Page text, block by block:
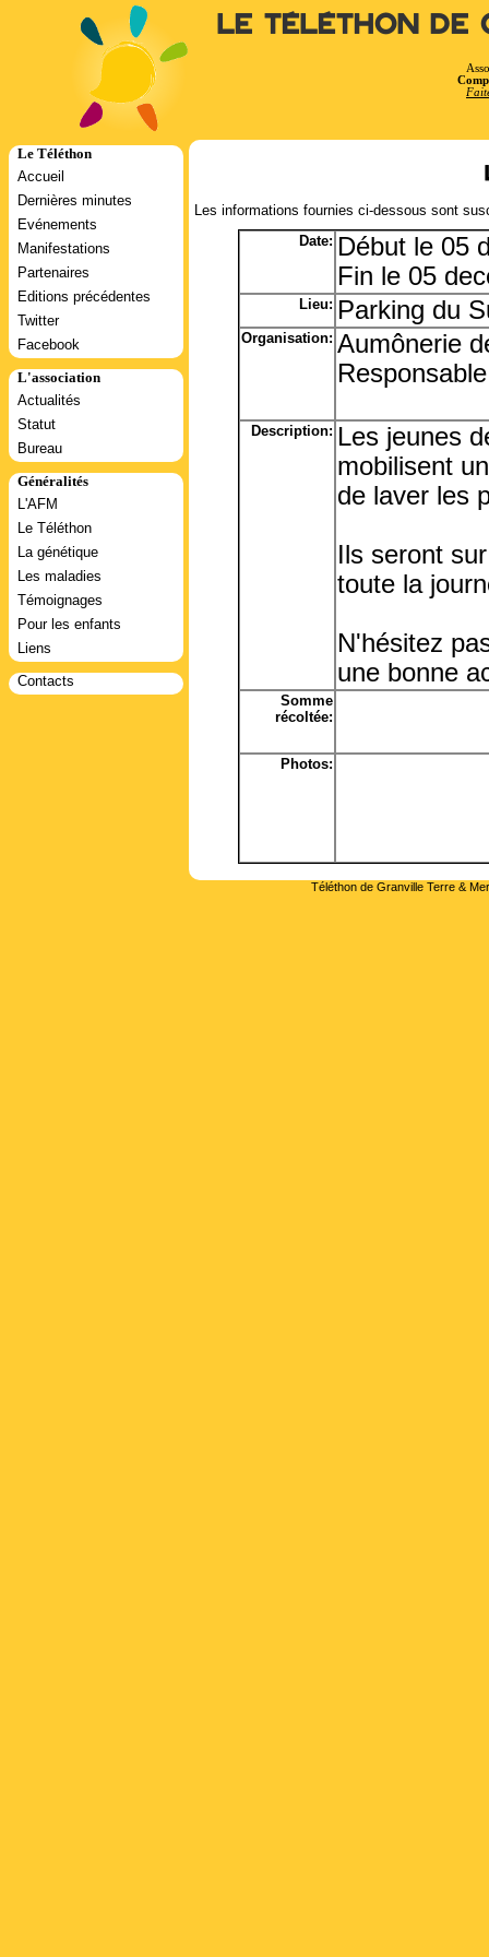
Le Téléthon de
Le Téléthon
Accueil
Dernières minutes
Evénements
Manifestations
Partenaires
Editions précédentes
Twitter
Facebook
L'association
Actualités
Statut
Bureau
Généralités
L'AFM
Le Téléthon
La génétique
Les maladies
Témoignages
Pour les enfants
Liens
Contacts
Les informations fournies ci-dessous sont
Date: Début le 05
Fin le 05
Lieu: Parking du
Organisation: Aumônerie
Description: Les jeunes
mobilisent
de laver les
Ils seront
toute la
N'hésitez
une bonne
Somme
récoltée:
Photos:
Téléthon de Granville Terre &